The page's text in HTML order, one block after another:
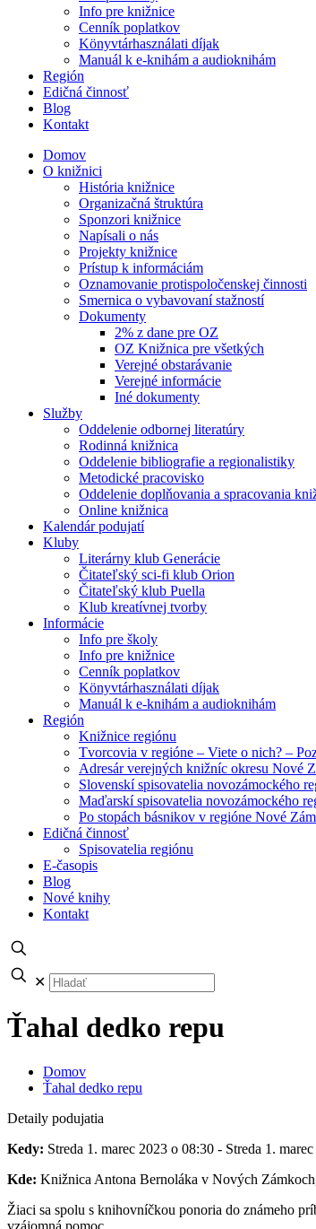
Info pre knižnice
Cenník poplatkov
Könyvtárhasználati díjak
Manuál k e-knihám a audioknihám
Región
Edičná činnosť
Blog
Kontakt
Domov
O knižnici
História knižnice
Organizačná štruktúra
Sponzori knižnice
Napísali o nás
Projekty knižnice
Prístup k informáciám
Oznamovanie protispoločenskej činnosti
Smernica o vybavovaní stažností
Dokumenty
2% z dane pre OZ
OZ Knižnica pre všetkých
Verejné obstarávanie
Verejné informácie
Iné dokumenty
Služby
Oddelenie odbornej literatúry
Rodinná knižnica
Oddelenie bibliografie a regionalistiky
Metodické pracovisko
Oddelenie doplňovania a spracovania
Online knižnica
Kalendár podujatí
Kluby
Literárny klub Generácie
Čitateľský sci-fi klub Orion
Čitateľský klub Puella
Klub kreatívnej tvorby
Informácie
Info pre školy
Info pre knižnice
Cenník poplatkov
Könyvtárhasználati díjak
Manuál k e-knihám a audioknihám
Región
Knižnice regiónu
Tvorcovia v regióne – Viete o nich? –
Adresár verejných knižníc okresu Nové
Slovenskí spisovatelia novozámockého
Maďarskí spisovatelia novozámockého
Po stopách básnikov v regióne Nové
Edičná činnosť
Spisovatelia regiónu
E-časopis
Blog
Nové knihy
Kontakt
✕
Ťahal dedko repu
Domov
Ťahal dedko repu
Detaily podujatia
Kedy: Streda 1. marec 2023 o 08:30 - Streda 1.
Kde: Knižnica Antona Bernoláka v Nových
Žiaci sa spolu s knihovníčkou ponoria do známeho
vzájomná pomoc.